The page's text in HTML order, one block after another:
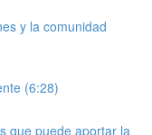
y la comunidad
(6:28)
que puede aportar la